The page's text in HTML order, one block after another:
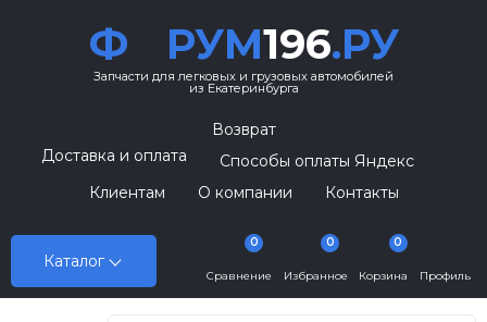
Ф РУМ196.РУ
Запчасти для легковых и грузовых автомобилей
из Екатеринбурга
Каталог
Возврат
Доставка и оплата
Способы оплаты Яндекс
Клиентам
О компании Контакты
Сравнение
0
Избранное
0
Корзина
0
Профиль